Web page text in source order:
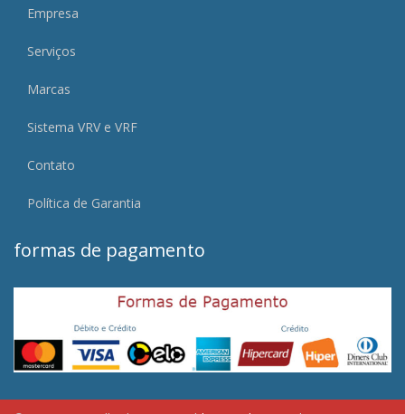
Empresa
Serviços
Marcas
Sistema VRV e VRF
Contato
Política de Garantia
formas de pagamento